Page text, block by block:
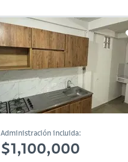
Administración incluida:
$1,100,000